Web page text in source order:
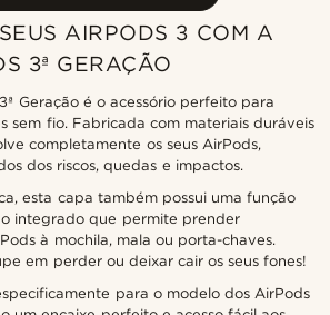
AIRPODS 3 COM A
3ª GERAÇÃO
Geração é o acessório perfeito para
sem fio. Fabricada com materiais duráveis
completamente os seus AirPods,
dos riscos, quedas e impactos.
esta capa também possui uma função
integrado que permite prender
à mochila, mala ou porta-chaves.
em perder ou deixar cair os seus fones!
para o modelo dos AirPods